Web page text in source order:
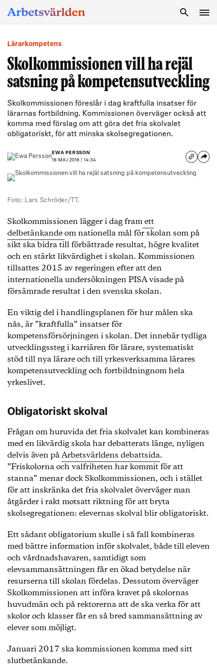
Lärarkompetens
Skolkommissionen vill ha rejäl
satsning på kompetensutveckling
Skolkommissionen föreslår i dag kraftfulla insatser för
lärarnas fortbildning. Kommissionen överväger också att
komma med förslag om att göra det fria skolvalet
obligatoriskt, för att minska skolsegregationen.
EWA PERSSON
16 MAJ 2016 | 14:34
Foto: Lars Schröder/TT.
Skolkommissionen lägger i dag framett
delbetänkandeom nationella mål för skolan som på
sikt ska bidra till förbättrade resultat, högre kvalitet
och en stärkt likvärdighet i skolan. Kommissionen
tillsattes 2015 av regeringen efter att den
internationella undersökningen PISA visade på
försämrade resultat i den svenska skolan.
En viktig del i handlingsplanen för hur målen ska
nås, är ”kraftfulla” insatser för
kompetensförsörjningen i skolan. Det innebär tydliga
utvecklingssteg i karriären för lärare, systematiskt
stöd till nya lärare och till yrkesverksamma lärares
kompetensutveckling och fortbildningnom hela
yrkeslivet.
Obligatoriskt skolval
Frågan om huruvida det fria skolvalet kan kombineras
med en likvärdig skola har debatterats länge, nyligen
delvis även påArbetsvärldens debattsida.
”Friskolorna och valfriheten har kommit för att
stanna” menar dock Skolkommissionen, och i stället
för att inskränka det fria skolvalet överväger man
åtgärder i rakt motsatt riktning för att bryta
skolsegregationen: elevernas skolval blir obligatoriskt.
Ett sådant obligatorium skulle i så fall kombineras
med bättre information inför skolvalet, både till eleven
och vårdnadshavaren, samtidigt som
elevsammansättningen får en ökad betydelse när
resurserna till skolan fördelas. Dessutom överväger
Skolkommissionen att införa kravet på skolornas
huvudmän och på rektorerna att de ska verka för att
skolor och klasser får en så bred sammansättning av
elever som möjligt.
Januari 2017 ska kommissionen komma med sitt
slutbetänkande.